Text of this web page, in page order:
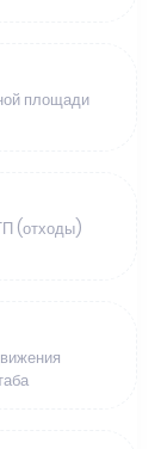
площади
(отходы)